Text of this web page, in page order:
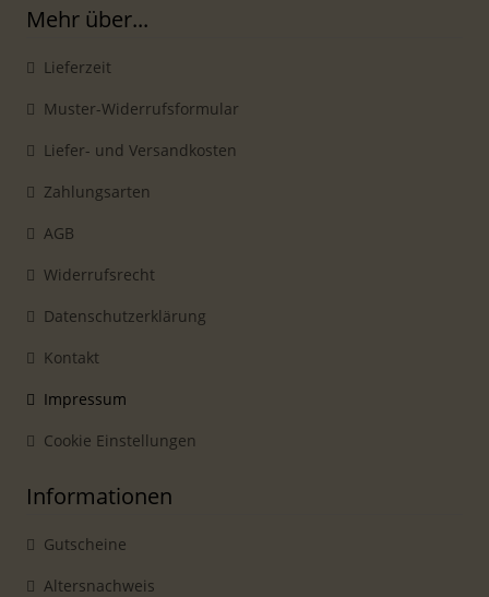
Mehr über...
Lieferzeit
Muster-Widerrufsformular
Liefer- und Versandkosten
Zahlungsarten
AGB
Widerrufsrecht
Datenschutzerklärung
Kontakt
Impressum
Cookie Einstellungen
Informationen
Gutscheine
Altersnachweis